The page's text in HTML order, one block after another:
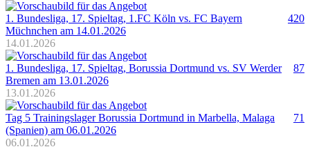
1. Bundesliga, 17. Spieltag, 1.FC Köln vs. FC Bayern
Müchnchen am 14.01.2026
14.01.2026
420
1. Bundesliga, 17. Spieltag, Borussia Dortmund vs. SV Werder
Bremen am 13.01.2026
13.01.2026
87
Tag 5 Trainingslager Borussia Dortmund in Marbella, Malaga
(Spanien) am 06.01.2026
06.01.2026
71